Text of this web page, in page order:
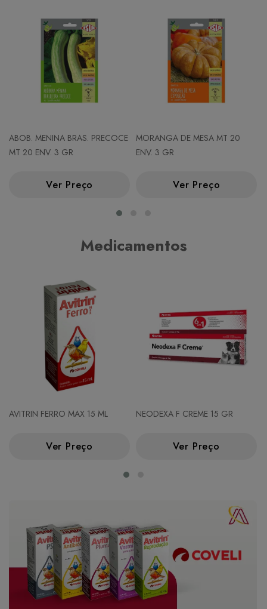
ABOB. MENINA BRAS. PRECOCE
MT 20 ENV. 3 GR
Ver Preço
MORANGA DE MESA MT 20
ENV. 3 GR
Ver Preço
Medicamentos
AVITRIN FERRO MAX 15 ML
Ver Preço
NEODEXA F CREME 15 GR
Ver Preço